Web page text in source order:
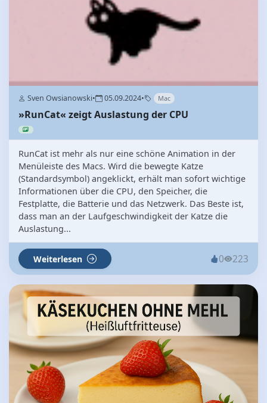
Sven Owsianowski• 05.09.2024• Mac
»RunCat« zeigt Auslastung der CPU
RunCat ist mehr als nur eine schöne Animation in der
Menüleiste des Macs. Wird die bewegte Katze
(Standardsymbol) angeklickt, erhält man sofort wichtige
Informationen über die CPU, den Speicher, die
Festplatte, die Batterie und das Netzwerk. Das Beste ist,
dass man an der Laufgeschwindigkeit der Katze die
Auslastung...
Weiterlesen 0 223